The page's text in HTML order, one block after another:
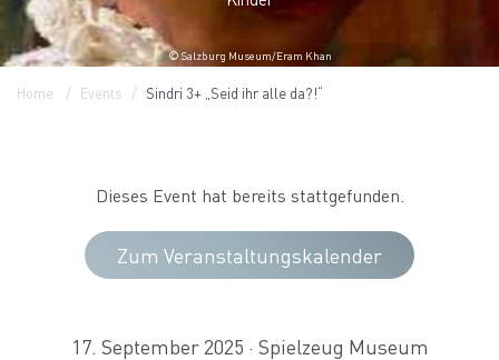
© Salzburg Museum/Eram Khan
Home Events Sindri 3+ „Seid ihr alle da?!“
Dieses Event hat bereits stattgefunden.
Zum Veranstaltungskalender
17. September 2025 · Spielzeug Museum